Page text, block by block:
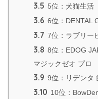
3.5 5位：犬猫生活
3.6 6位：DENTAL
3.7 7位：ラブリー
3.8 8位：EDOG
マジックゼオ プロ
3.9 9位：リデンタ
3.10 10位：